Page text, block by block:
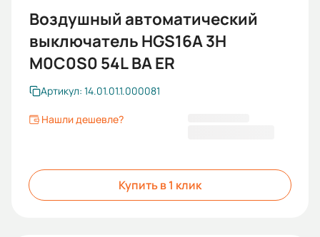
Воздушный автоматический
выключатель HGS16A 3H
M0C0S0 54L BA ER
Артикул: 14.01.01.1.000081
Нашли дешевле?
Купить в 1 клик